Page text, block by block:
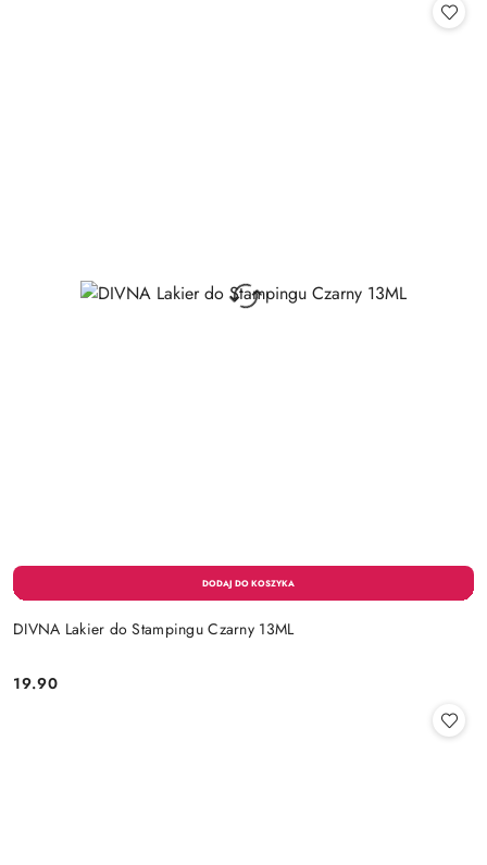
DIVNA Lakier do Stampingu Czarny 13ML
Cena:
19.90